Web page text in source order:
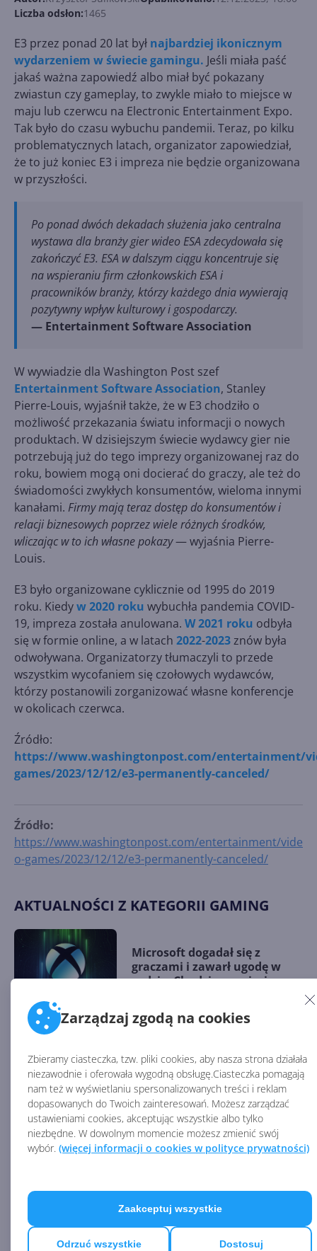
Zarządzaj zgodą na cookies
Zbieramy ciasteczka, tzw. pliki cookies, aby nasza strona działała
niezawodnie i oferowała wygodną obsługę.Ciasteczka pomagają
nam też w wyświetlaniu spersonalizowanych treści i reklam
dopasowanych do Twoich zainteresowań. Możesz zarządzać
ustawieniami cookies, akceptując wszystkie albo tylko
niezbędne. W dowolnym momencie możesz zmienić swój
wybór. (więcej informacji o cookies w polityce prywatności)
Odrzuć wszystkie Dostosuj
Zaakceptuj wszystkie
Liczba odsłon:1465
E3 przez ponad 20 lat był najbardziej ikonicznym
wydarzeniem w świecie gamingu. Jeśli miała paść
jakaś ważna zapowiedź albo miał być pokazany
zwiastun czy gameplay, to zwykle miało to miejsce w
maju lub czerwcu na Electronic Entertainment Expo.
Tak było do czasu wybuchu pandemii. Teraz, po kilku
problematycznych latach, organizator zapowiedział,
że to już koniec E3 i impreza nie będzie organizowana
w przyszłości.
Po ponad dwóch dekadach służenia jako centralna
wystawa dla branży gier wideo ESA zdecydowała się
zakończyć E3. ESA w dalszym ciągu koncentruje się
na wspieraniu firm członkowskich ESA i
pracowników branży, którzy każdego dnia wywierają
pozytywny wpływ kulturowy i gospodarczy.
— Entertainment Software Association
W wywiadzie dla Washington Post szef
Entertainment Software Association, Stanley
Pierre-Louis, wyjaśnił także, że w E3 chodziło o
możliwość przekazania światu informacji o nowych
produktach. W dzisiejszym świecie wydawcy gier nie
potrzebują już do tego imprezy organizowanej raz do
roku, bowiem mogą oni docierać do graczy, ale też do
świadomości zwykłych konsumentów, wieloma innymi
kanałami. Firmy mają teraz dostęp do konsumentów i
relacji biznesowych poprzez wiele różnych środków,
wliczając w to ich własne pokazy— wyjaśnia Pierre-
Louis.
E3 było organizowane cyklicznie od 1995 do 2019
roku. Kiedyw 2020 roku wybuchła pandemia COVID-
19, impreza została anulowana. W 2021 roku odbyła
się w formie online, a w latach 2022-2023znów była
odwoływana. Organizatorzy tłumaczyli to przede
wszystkim wycofaniem się czołowych wydawców,
którzy postanowili zorganizować własne konferencje
w okolicach czerwca.
Źródło:
https://www.washingtonpost.com/entertainment/
games/2023/12/12/e3-permanently-canceled/
Źródło:
https://www.washingtonpost.com/entertainment/vide
o-games/2023/12/12/e3-permanently-canceled/
AKTUALNOŚCI Z KATEGORII GAMING
Microsoft dogadał się z
graczami i zawarł ugodę w
sądzie. Chodzi o przejęcie
studio "Halo Studios" i
porzuca silnik Slipspace
Darmowe gry na Epic Game
Store również na Androidzie i
iOS
Dziesiątka odzyskała